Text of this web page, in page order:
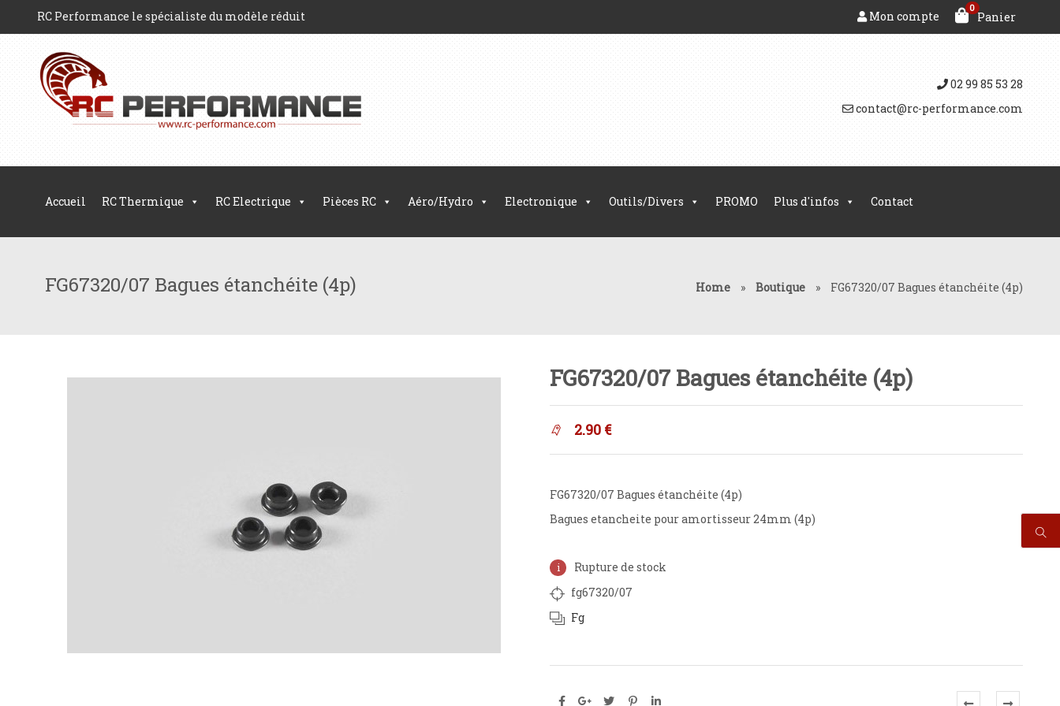
RC Performance le spécialiste du modèle réduit
0
Panier
Mon compte
02 99 85 53 28
contact@rc-performance.com
Accueil RC Thermique RC Electrique Pièces RC Aéro/Hydro Electronique Outils/Divers PROMO Plus d'infos Contact
FG67320/07 Bagues étanchéite (4p) Home » Boutique » FG67320/07 Bagues étanchéite (4p)
FG67320/07 Bagues étanchéite (4p)
2.90 €
FG67320/07 Bagues étanchéite (4p)
Bagues etancheite pour amortisseur 24mm (4p)
Rupture de stock
fg67320/07
Fg